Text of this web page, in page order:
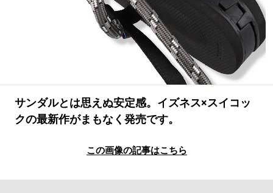
#SNEAKER #OUTDOOR
#HANDSOME HANDBOOK
サンダルとは思えぬ安定感。イズネス×スイコッ
クの最新作がまもなく発売です。
この画像の記事はこちら